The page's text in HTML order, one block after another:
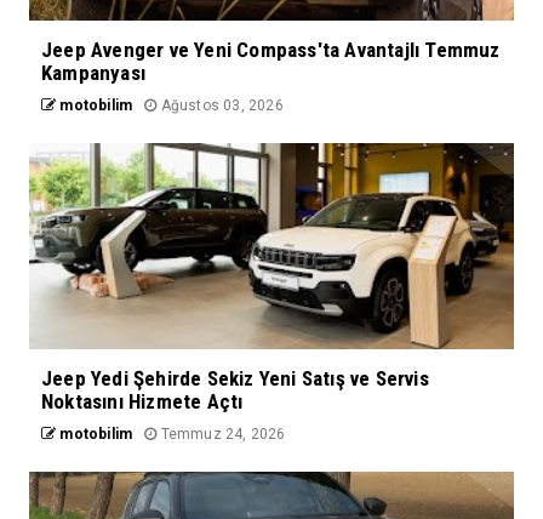
Jeep Avenger ve Yeni Compass'ta Avantajlı Temmuz
Kampanyası
motobilim Ağustos 03, 2026
Jeep Yedi Şehirde Sekiz Yeni Satış ve Servis
Noktasını Hizmete Açtı
motobilim Temmuz 24, 2026